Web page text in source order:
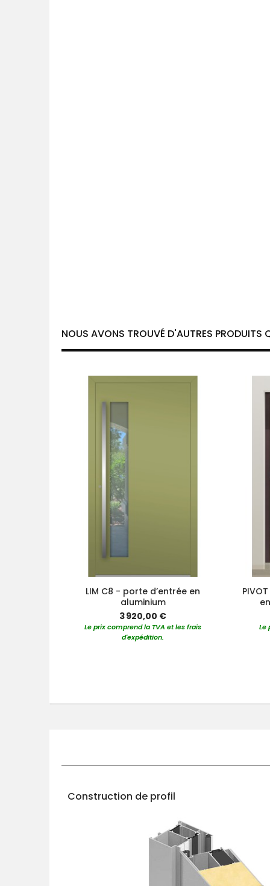
NOUS AVONS TROUVÉ D'AUTRES PRODUITS
LIM C8 - porte d’entrée en
aluminium
3 920,00 €
Le prix comprend la TVA et les frais
d'expédition.
Le